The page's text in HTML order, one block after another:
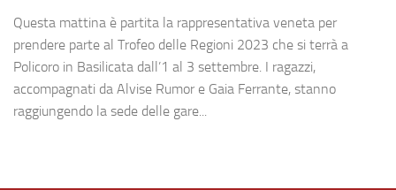
Questa mattina è partita la rappresentativa veneta per
prendere parte al Trofeo delle Regioni 2023 che si terrà a
Policoro in Basilicata dall’1 al 3 settembre. I ragazzi,
accompagnati da Alvise Rumor e Gaia Ferrante, stanno
raggiungendo la sede delle gare...